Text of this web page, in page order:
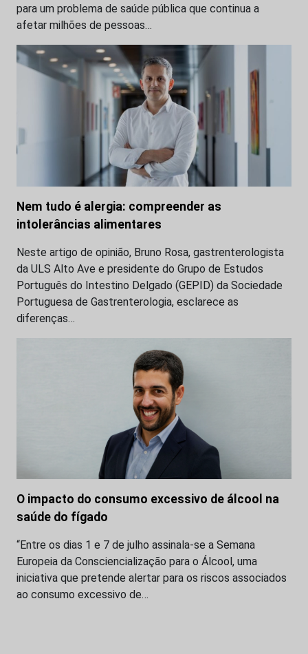
para um problema de saúde pública que continua a
afetar milhões de pessoas…
Nem tudo é alergia: compreender as
intolerâncias alimentares
Neste artigo de opinião, Bruno Rosa, gastrenterologista
da ULS Alto Ave e presidente do Grupo de Estudos
Português do Intestino Delgado (GEPID) da Sociedade
Portuguesa de Gastrenterologia, esclarece as
diferenças…
O impacto do consumo excessivo de álcool na
saúde do fígado
“Entre os dias 1 e 7 de julho assinala-se a Semana
Europeia da Consciencialização para o Álcool, uma
iniciativa que pretende alertar para os riscos associados
ao consumo excessivo de…